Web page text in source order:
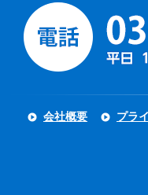
会社概要 プラ